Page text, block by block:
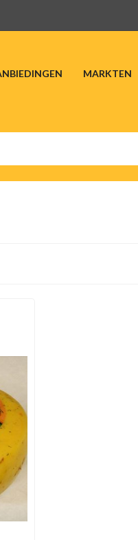
MARKTEN